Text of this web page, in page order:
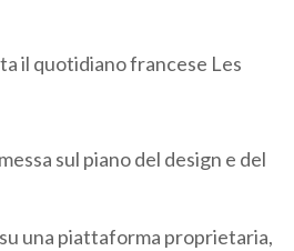
il quotidiano francese Les
sul piano del design e del
una piattaforma proprietaria,